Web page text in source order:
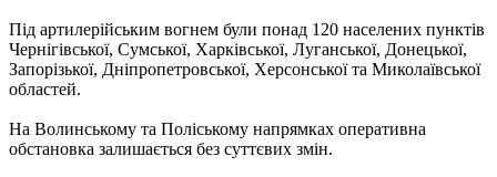
Під артилерійським вогнем були понад 120 населених пунктів
Чернігівської, Сумської, Харківської, Луганської, Донецької,
Запорізької, Дніпропетровської, Херсонської та Миколаївської
областей.
На Волинському та Поліському напрямках оперативна
обстановка залишається без суттєвих змін.